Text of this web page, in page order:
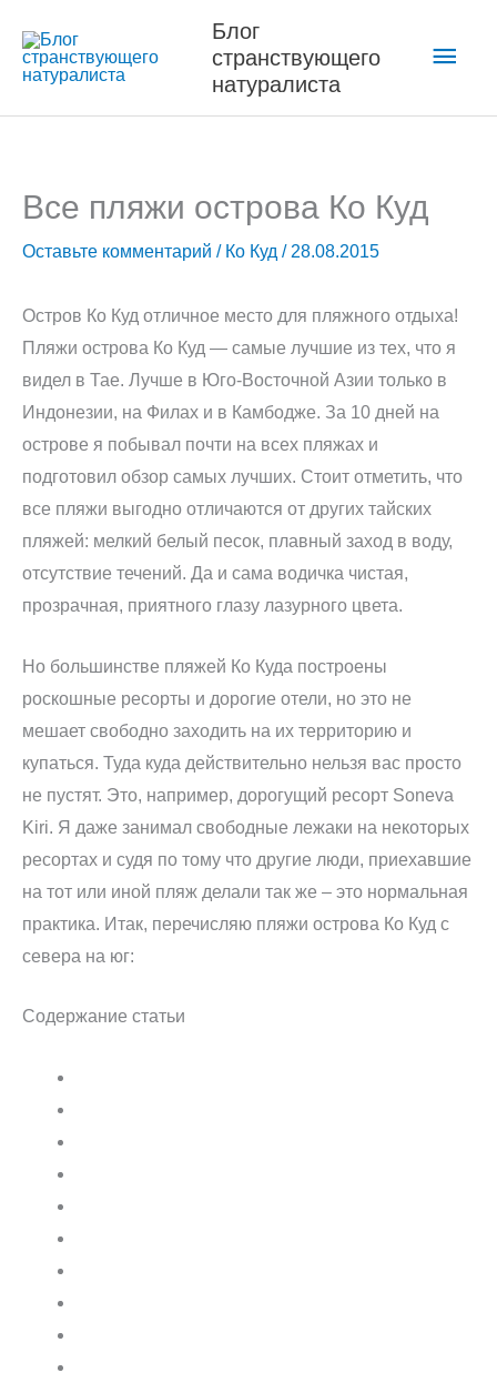
содержимому
Блог
странствующего
натуралиста
Все пляжи острова Ко Куд
Оставьте комментарий / Ко Куд / 28.08.2015
Остров Ко Куд отличное место для пляжного отдыха!
Пляжи острова Ко Куд — самые лучшие из тех, что я
видел в Тае. Лучше в Юго-Восточной Азии только в
Индонезии, на Филах и в Камбодже. За 10 дней на
острове я побывал почти на всех пляжах и
подготовил обзор самых лучших. Стоит отметить, что
все пляжи выгодно отличаются от других тайских
пляжей: мелкий белый песок, плавный заход в воду,
отсутствие течений. Да и сама водичка чистая,
прозрачная, приятного глазу лазурного цвета.
Но большинстве пляжей Ко Куда построены
роскошные ресорты и дорогие отели, но это не
мешает свободно заходить на их территорию и
купаться. Туда куда действительно нельзя вас просто
не пустят. Это, например, дорогущий ресорт Soneva
Kiri. Я даже занимал свободные лежаки на некоторых
ресортах и судя по тому что другие люди, приехавшие
на тот или иной пляж делали так же – это нормальная
практика. Итак, перечисляю пляжи острова Ко Куд с
севера на юг:
Содержание статьи